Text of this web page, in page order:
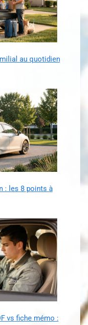
au quotidien
: les 8 points à
vs fiche mémo :